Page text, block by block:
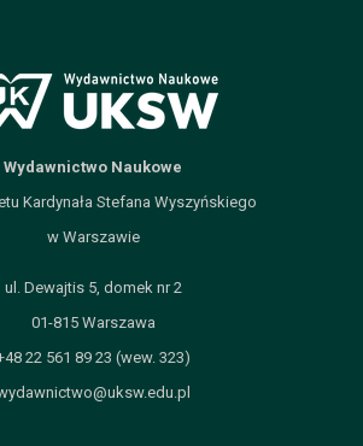
Wydawnictwo Naukowe
Kardynała Stefana Wyszyńskiego
w Warszawie
ul. Dewajtis 5, domek nr 2
01-815 Warszawa
22 561 89 23 (wew. 323)